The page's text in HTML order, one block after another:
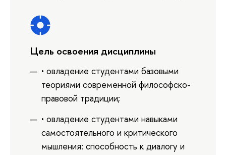
Цель освоения дисциплины
• овладение студентами базовыми
теориями современной философско-
правовой традиции;
• овладение студентами навыками
самостоятельного и критического
мышления: способность к диалогу и